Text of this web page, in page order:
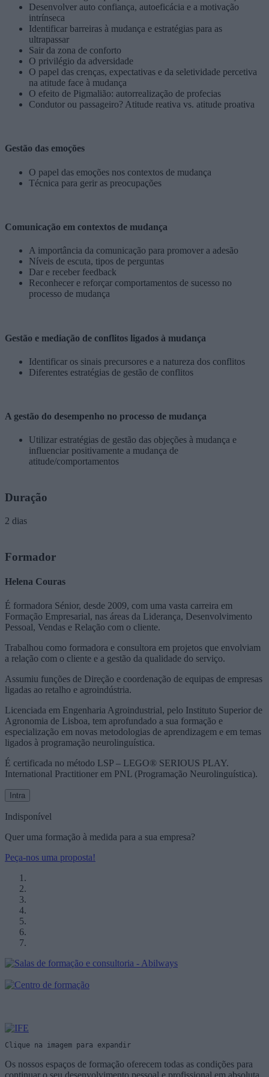
Desenvolver auto confiança, autoeficácia e a motivação
intrínseca
Identificar barreiras à mudança e estratégias para as
ultrapassar
Sair da zona de conforto
O privilégio da adversidade
O papel das crenças, expectativas e da seletividade percetiva
na atitude face à mudança
O efeito de Pigmalião: autorrealização de profecias
Condutor ou passageiro? Atitude reativa vs. atitude proativa
Gestão das emoções
O papel das emoções nos contextos de mudança
Técnica para gerir as preocupações
Comunicação em contextos de mudança
A importância da comunicação para promover a adesão
Níveis de escuta, tipos de perguntas
Dar e receber feedback
Reconhecer e reforçar comportamentos de sucesso no
processo de mudança
Gestão e mediação de conflitos ligados à mudança
Identificar os sinais precursores e a natureza dos conflitos
Diferentes estratégias de gestão de conflitos
A gestão do desempenho no processo de mudança
Utilizar estratégias de gestão das objeções à mudança e
influenciar positivamente a mudança de
atitude/comportamentos
Duração
2 dias
Formador
Helena Couras
É formadora Sénior, desde 2009, com uma vasta carreira em
Formação Empresarial, nas áreas da Liderança, Desenvolvimento
Pessoal, Vendas e Relação com o cliente.
Trabalhou como formadora e consultora em projetos que envolviam
a relação com o cliente e a gestão da qualidade do serviço.
Assumiu funções de Direção e coordenação de equipas de empresas
ligadas ao retalho e agroindústria.
Licenciada em Engenharia Agroindustrial, pelo Instituto Superior de
Agronomia de Lisboa, tem aprofundado a sua formação e
especialização em novas metodologias de aprendizagem e em temas
ligados à programação neurolinguística.
É certificada no método LSP – LEGO® SERIOUS PLAY.
International Practitioner em PNL (Programação Neurolinguística).
Intra
Indisponível
Quer uma formação à medida para a sua empresa?
Peça-nos uma proposta!
Clique na imagem para expandir
Os nossos espaços de formação oferecem todas as condições para
continuar o seu desenvolvimento pessoal e profissional em absoluta